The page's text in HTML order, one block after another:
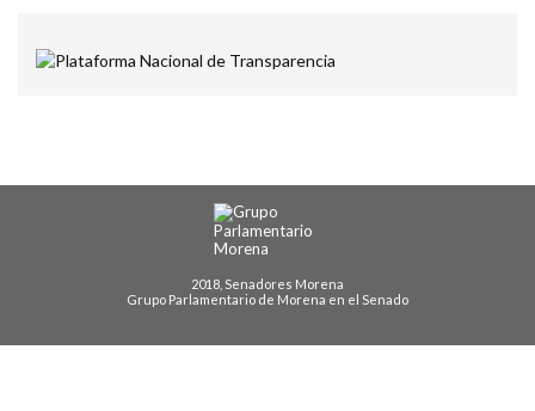
2018, Senadores Morena
Grupo Parlamentario de Morena en el Senado